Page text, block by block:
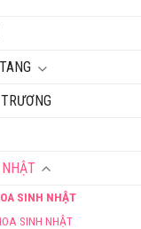
SINH NHẬT
SINH NHẬT